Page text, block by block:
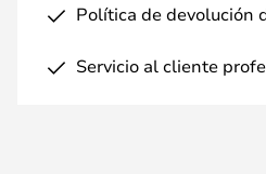
Política de devolución
Servicio al cliente